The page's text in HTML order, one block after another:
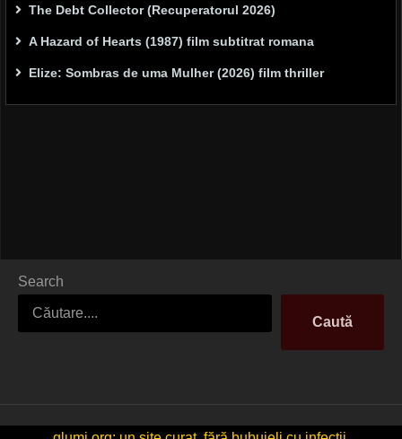
The Debt Collector (Recuperatorul 2026)
A Hazard of Hearts (1987) film subtitrat romana
Elize: Sombras de uma Mulher (2026) film thriller
Search
Caută